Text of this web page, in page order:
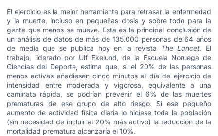
El ejercicio es la mejor herramienta para retrasar la enfermedad
y la muerte, incluso en pequeñas dosis y sobre todo para la
gente que menos se mueve. Esta es la principal conclusión de
un análisis de datos de más de 135.000 personas de 64 años
de media que se publica hoy en la revista The Lancet. El
trabajo, liderado por Ulf Ekelund, de la Escuela Noruega de
Ciencias del Deporte, estima que, si el 20% de las personas
menos activas añadiesen cinco minutos al día de ejercicio de
intensidad entre moderada y vigorosa, equivalente a una
caminata rápida, se podrían prevenir el 6% de las muertes
prematuras de ese grupo de alto riesgo. Si ese pequeño
aumento de actividad física diaria lo hiciese toda la población
(sin necesidad de incluir al 20% más activo) la reducción de la
mortalidad prematura alcanzaría el 10%.